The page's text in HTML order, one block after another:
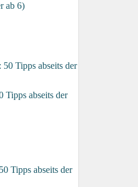
ab 6)
Tipps abseits der